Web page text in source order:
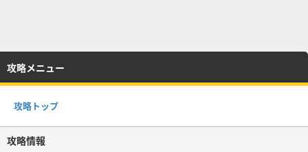
攻略メニュー
攻略トップ
攻略情報